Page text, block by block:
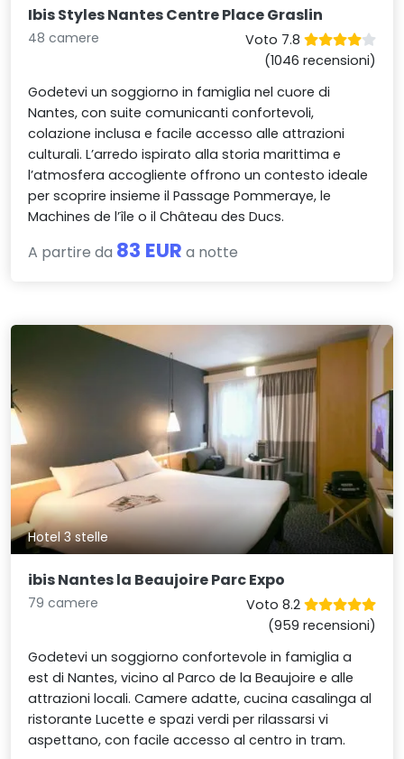
Ibis Styles Nantes Centre Place Graslin
48 camere
Voto 7.8
(1046 recensioni)
Godetevi un soggiorno in famiglia nel cuore di
Nantes, con suite comunicanti confortevoli,
colazione inclusa e facile accesso alle attrazioni
culturali. L’arredo ispirato alla storia marittima e
l’atmosfera accogliente offrono un contesto ideale
per scoprire insieme il Passage Pommeraye, le
Machines de l’île o il Château des Ducs.
A partire da 83 EUR a notte
Hotel 3 stelle
ibis Nantes la Beaujoire Parc Expo
79 camere
Voto 8.2
(959 recensioni)
Godetevi un soggiorno confortevole in famiglia a
est di Nantes, vicino al Parco de la Beaujoire e alle
attrazioni locali. Camere adatte, cucina casalinga al
ristorante Lucette e spazi verdi per rilassarsi vi
aspettano, con facile accesso al centro in tram.